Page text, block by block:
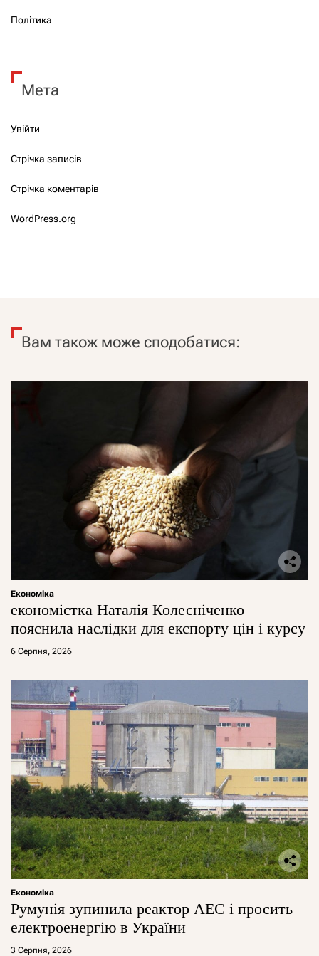
Політика
Мета
Увійти
Стрічка записів
Стрічка коментарів
WordPress.org
Вам також може сподобатися:
Економіка
економістка Наталія Колесніченко
пояснила наслідки для експорту цін і курсу
6 Серпня, 2026
Економіка
Румунія зупинила реактор АЕС і просить
електроенергію в України
3 Серпня, 2026